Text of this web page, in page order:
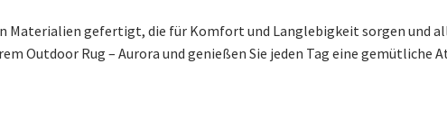
Materialien gefertigt, die für Komfort und Langlebigkeit sorgen und
Outdoor Rug – Aurora und genießen Sie jeden Tag eine gemütliche